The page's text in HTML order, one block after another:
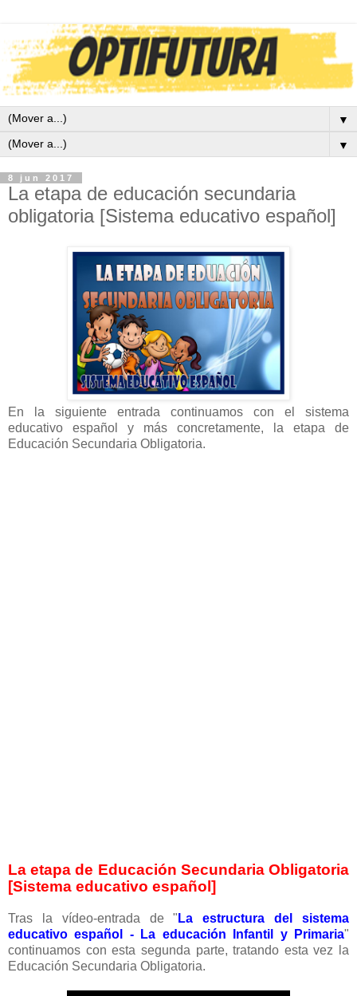
▼
▼
8 jun 2017
La etapa de educación secundaria
obligatoria [Sistema educativo español]
En la siguiente entrada continuamos con el sistema
educativo español y más concretamente, la etapa de
Educación Secundaria Obligatoria.
La etapa de Educación Secundaria Obligatoria
[Sistema educativo español]
Tras la vídeo-entrada de " La estructura del sistema
educativo español - La educación Infantil y Primaria"
continuamos con esta segunda parte, tratando esta vez la
Educación Secundaria Obligatoria.